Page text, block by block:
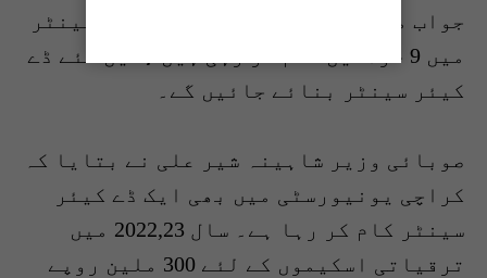
جواب میں انہوں نے کہا کہ ڈے کیئر سینٹر
میں 9 خواتین کام کر رہی ہیں ،تین نئے ڈے
کیئر سینٹر بنائے جائیں گے۔
صوبائی وزیر شاہینہ شیر علی نے بتایا کہ
کراچی یونیورسٹی میں بھی ایک ڈے کیئر
سینٹر کام کر رہا ہے۔ سال 2022,23 میں
ترقیاتی اسکیموں کے لئے 300 ملین روپے